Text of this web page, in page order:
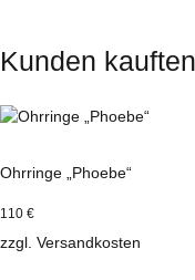
Kunden
Ohrringe „Phoebe“
110 €
zzgl. Versandkosten